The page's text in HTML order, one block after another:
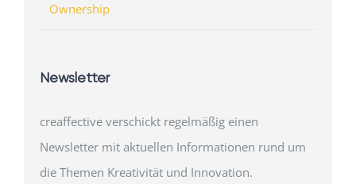
Ownership
Newsletter
creaffective verschickt regelmäßig einen
Newsletter mit aktuellen Informationen rund um
die Themen Kreativität und Innovation.